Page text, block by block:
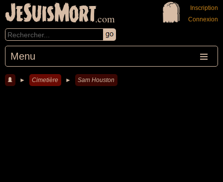
JeSuisMort.com
Menu
Inscription
Connexion
► Cimetière ► Sam Houston